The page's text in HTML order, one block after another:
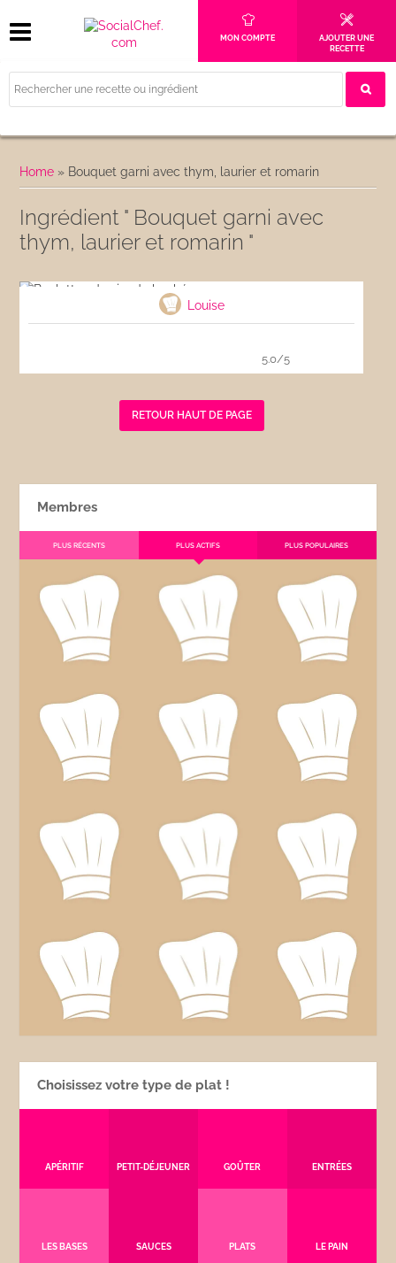
MON COMPTE
AJOUTER UNE
RECETTE
Home » Bouquet garni avec thym, laurier et romarin
Ingrédient " Bouquet garni avec
thym, laurier et romarin "
Louise
5.0/5
RETOUR HAUT DE PAGE
Membres
PLUS RÉCENTS PLUS ACTIFS PLUS POPULAIRES
Choisissez votre type de plat !
APÉRITIF PETIT-DÉJEUNER GOÛTER ENTRÉES
LES BASES SAUCES PLATS LE PAIN